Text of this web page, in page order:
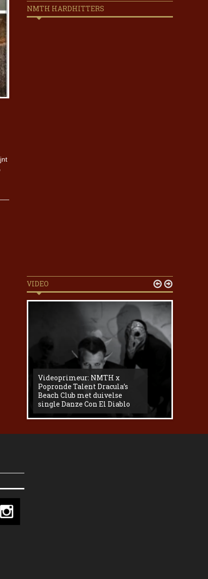
NMTH HARDHITTERS
VIDEO
Videoprimeur: NMTH x
Popronde Talent Dracula’s
Beach Club met duivelse
single Danze Con El Diablo
 